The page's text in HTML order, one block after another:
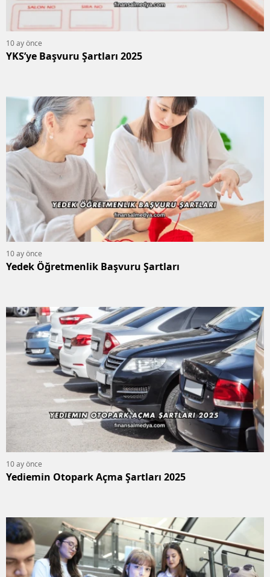
10 ay önce
YKS’ye Başvuru Şartları 2025
10 ay önce
Yedek Öğretmenlik Başvuru Şartları
10 ay önce
Yediemin Otopark Açma Şartları 2025